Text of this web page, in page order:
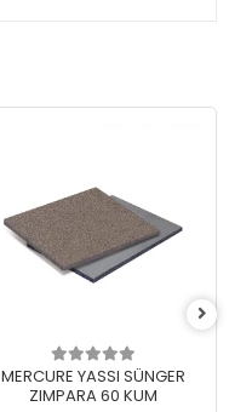
MERCURE YASSI SÜNGER
ZIMPARA 60 KUM